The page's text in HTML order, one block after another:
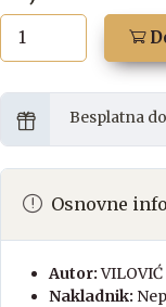
Besplatna
Osnovne
Autor:
Nakladnik: